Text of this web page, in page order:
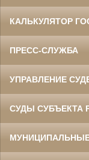
КАЛЬКУЛЯТОР
ПРЕСС-СЛУЖБА
УПРАВЛЕНИЕ
СУДЫ СУБЪЕКТА